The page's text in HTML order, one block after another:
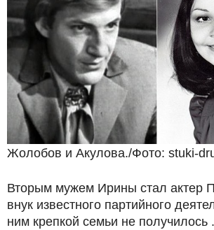
Жолобов и Акулова./Фото: stuki-
Вторым мужем Ирины стал актер
внук известного партийного
ним крепкой семьи не